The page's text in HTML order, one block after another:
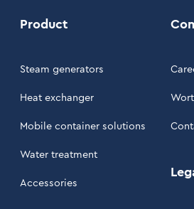
Product
Steam generators
Heat exchanger
Mobile container solutions
Water treatment
Accessories